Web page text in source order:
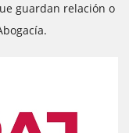
guardan relación o